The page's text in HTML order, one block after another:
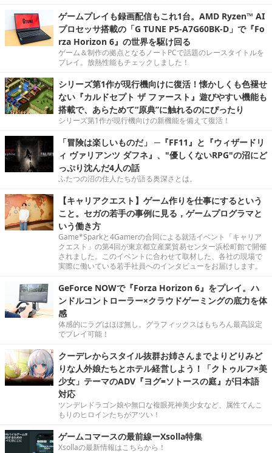
ゲームプレイも録画配信もこれ1台。AMD Ryzen™ AI
プロセッサ搭載の「G TUNE P5-A7G60BK-D」で『Fo
rza Horizon 6』の世界を駆け回る
ゲーム＆制作の拠点となるノートPCで話題のレースタイトルを
プレイ。放熱性能もチェックしました！
シリーズ第1作が現行機向けに復活！懐かしくも色褪せ
ない『カルドセプト ザ ファースト』遊びやすい機能も
搭載で、あらためて“原典”に触れるのにぴったり
シリーズ第1作が現行機向けの新機能を備えて復活！
「冒険は楽しいものだ」 ─『FF11』と『ウィザードリ
ィ ヴァリアンツ ダフネ』、"優しくないRPG"の沼にど
っぷり沈んだ4人の話
ふたつの沼の住人たちが語る奥深さとは。
【キャリアクエスト】ゲーム作りを仕事にするという
こと。セガの若手の事例に見る，ゲームプログラマと
いう働き方
Game*Sparkと4Gamerの合同による就活イベント「キャリア
クエスト」の第4回が東京都立産業貿易センター浜松町館で開催
されました。このイベントに合わせて取材した、各社の現場で
実際に働いている若手社員へのインタビューをお届けします。
GeForce NOWで『Forza Horizon 6』をプレイ。ハ
ンドルコントローラー×クラウドゲーミングの底力を体
感
体感的にラグはほぼ無し。グラフィックスはもちろん最高設定
でプレイ可能！
クーデレからスタイル抜群お姉さんまでよりどりみど
りな人外娘たちとホテル経営しよう！「クトゥルフ×美
少女」テーマのADV『ヨグ=ソトースの庭』が日本語
対応
ツンデレドラゴン娘や無口な複眼死神美少女など、属性てんこ
もりのヒロインたちがアツい！
ゲームコマースの最前線ーXsolla特集
Xsollaの最新情報はこちらから！